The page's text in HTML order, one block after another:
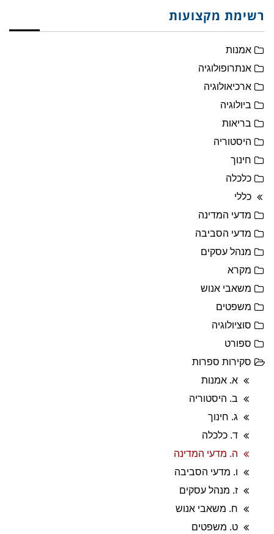
רשימת מקצועות
אמנות
אנתרופולוגיה
ארכיאולוגיה
ביולוגיה
בריאות
היסטוריה
חינוך
כלכלה
כללי
מדעי המדינה
מדעי הסביבה
מנהל עסקים
מקרא
משאבי אנוש
משפטים
סוציולוגיה
ספורט
סקירות ספרות
א. אמנות
ב. היסטוריה
ג. חינוך
ד. כלכלה
ה. מדעי המדינה
ו. מדעי הסביבה
ז. מנהל עסקים
ח. משאבי אנוש
ט. משפטים